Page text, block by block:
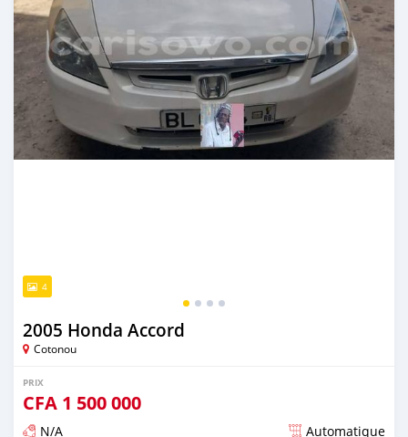
4
2005 Honda Accord
Cotonou
PRIX
CFA 1 500 000
N/A Automatique